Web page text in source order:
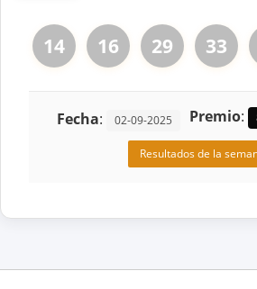
14 16 29 33
Fecha: 02-09-2025 Premio:
Resultados de la